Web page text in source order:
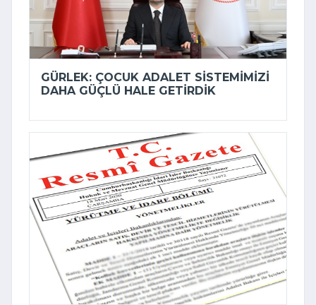
GÜRLEK: ÇOCUK ADALET SISTEMIMIZI
DAHA GÜÇLÜ HALE GETIRDIK